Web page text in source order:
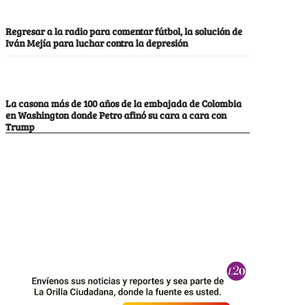
Regresar a la radio para comentar fútbol, la solución de
Iván Mejía para luchar contra la depresión
La casona más de 100 años de la embajada de Colombia
en Washington donde Petro afinó su cara a cara con
Trump